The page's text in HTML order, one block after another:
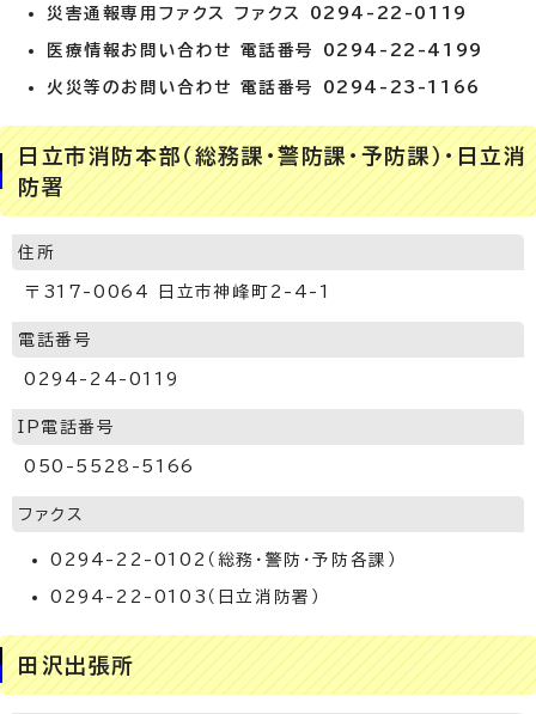
災害通報専用ファクス ファクス 0294-22-0119
医療情報お問い合わせ 電話番号 0294-22-4199
火災等のお問い合わせ 電話番号 0294-23-1166
日立市消防本部（総務課・警防課・予防課）・日立消
防署
住所
〒317-0064 日立市神峰町2-4-1
電話番号
0294-24-0119
IP電話番号
050-5528-5166
ファクス
0294-22-0102（総務・警防・予防各課）
0294-22-0103（日立消防署）
田沢出張所